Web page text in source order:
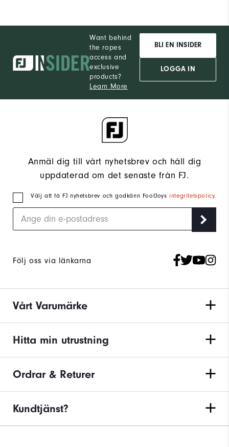
Want behind
the ropes
access and
exclusive
products?
Learn More
BLI EN INSIDER
LOGGA IN
Anmäl dig till vårt nyhetsbrev och håll dig
uppdaterad om det senaste från FJ.
Välj att få FJ nyhetsbrev och godkänn FootJoysintegritetspolicy.
Följ oss via länkarna
Vårt Varumärke
Hitta min utrustning
Ordrar & Returer
Kundtjänst?